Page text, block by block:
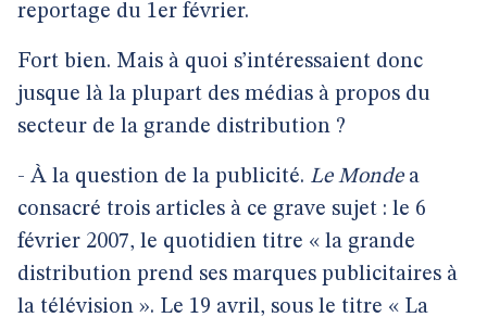
reportage du 1er février.
Fort bien. Mais à quoi s’intéressaient donc
jusque là la plupart des médias à propos du
secteur de la grande distribution ?
- À la question de la publicité. Le Mondea
consacré trois articles à ce grave sujet : le 6
février 2007, le quotidien titre « la grande
distribution prend ses marques publicitaires à
la télévision ». Le 19 avril, sous le titre « La